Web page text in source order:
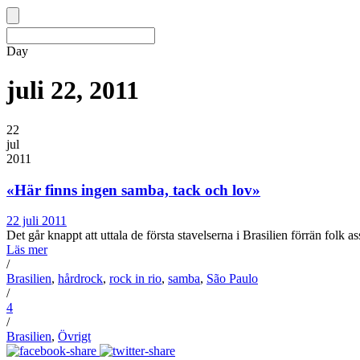
Day
juli 22, 2011
22
jul
2011
«Här finns ingen samba, tack och lov»
22 juli 2011
Det går knappt att uttala de första stavelserna i Brasilien förrän folk
Läs mer
/
Brasilien, hårdrock, rock in rio, samba, São Paulo
/
4
/
Brasilien, Övrigt